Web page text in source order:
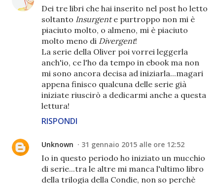
Dei tre libri che hai inserito nel post ho letto
soltanto Insurgente purtroppo non mi è
piaciuto molto, o almeno, mi è piaciuto
molto meno di Divergent!
La serie della Oliver poi vorrei leggerla
anch'io, ce l'ho da tempo in ebook ma non
mi sono ancora decisa ad iniziarla...magari
appena finisco qualcuna delle serie già
iniziate riuscirò a dedicarmi anche a questa
lettura!
RISPONDI
Unknown 31 gennaio 2015 alle ore 12:52
Io in questo periodo ho iniziato un mucchio
di serie...tra le altre mi manca l'ultimo libro
della trilogia della Condie, non so perchè